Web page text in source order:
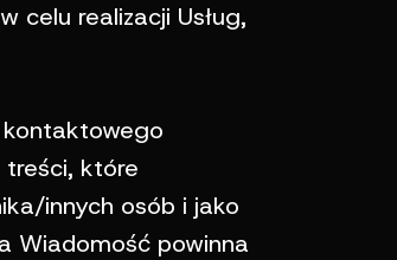
celu realizacji Usług,
kontaktowego
które
innych osób i jako
Wiadomość powinna